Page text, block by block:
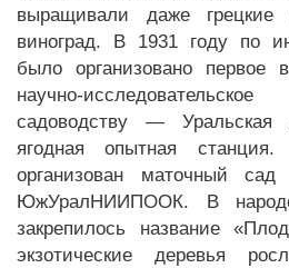
выращивали даже
виноград. В 1931 году по
было организовано первое
научно-
садоводству — Уральская
ягодная опытная
организован маточный сад
ЮжУралНИИПООК. В
закрепилось название
экзотические деревья